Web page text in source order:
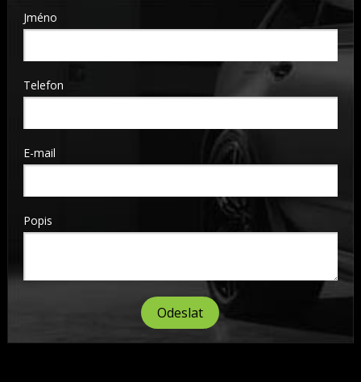
Jméno
Telefon
E-mail
Popis